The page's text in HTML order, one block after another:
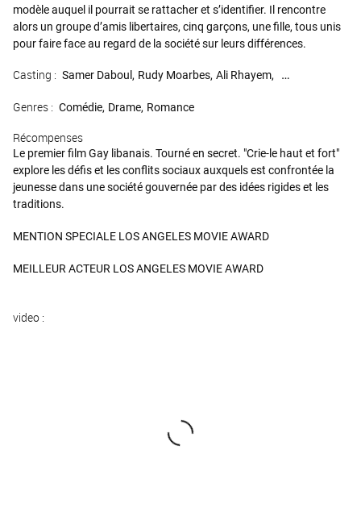
modèle auquel il pourrait se rattacher et s’identifier. Il rencontre
alors un groupe d’amis libertaires, cinq garçons, une fille, tous unis
pour faire face au regard de la société sur leurs différences.
Casting : Samer Daboul Rudy Moarbes Ali Rhayem Jad Hadid
Genres : Comédie Drame Romance
Récompenses
Le premier film Gay libanais. Tourné en secret. "Crie-le haut et fort"
explore les défis et les conflits sociaux auxquels est confrontée la
jeunesse dans une société gouvernée par des idées rigides et les
traditions.
MENTION SPECIALE LOS ANGELES MOVIE AWARD
MEILLEUR ACTEUR LOS ANGELES MOVIE AWARD
video :